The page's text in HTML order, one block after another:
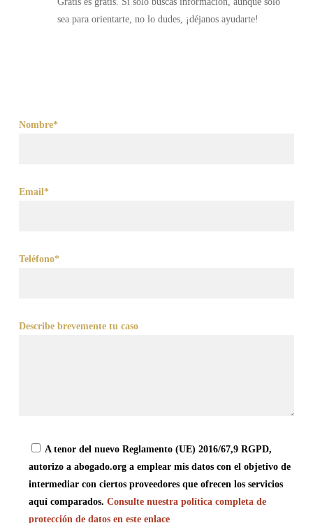
sea para orientarte, no lo dudes, ¡déjanos ayudarte!
Nombre*
Email*
Teléfono*
Describe brevemente tu caso
A tenor del nuevo Reglamento (UE) 2016/67,9 RGPD,
autorizo a abogado.org a emplear mis datos con el objetivo de
intermediar con ciertos proveedores que ofrecen los servicios
aquí comparados. Consulte nuestra política completa de
protección de datos en este enlace